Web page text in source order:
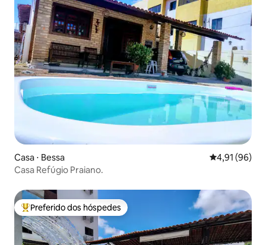
Casa ⋅ Bessa 4,91 de uma
4,91 (96)
Casa Refúgio Praiano.
Entre os melhores preferidos dos hóspedes
Preferido dos hóspedes